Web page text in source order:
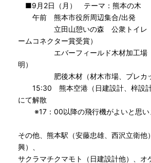
■9月2日（月） テーマ：熊本の木
午前 熊本市役所周辺集合/出発
立田山憩いの森 公衆トイレ（
ームコネクター賞受賞）
エバーフィールド木材加工場（
明）
肥後木材（材木市場、プレカッ
15:30 熊本空港（日建設計、梓設計
にて解散
※17：00以降の飛行機がよいと思い
その他、熊本駅（安藤忠雄、西沢立衛他
興）、
サクラマチクマモト（日建設計他）、オ